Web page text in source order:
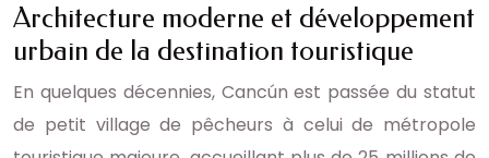
Architecture moderne et développement
urbain de la destination touristique
En quelques décennies, Cancún est passée du statut
de petit village de pêcheurs à celui de métropole